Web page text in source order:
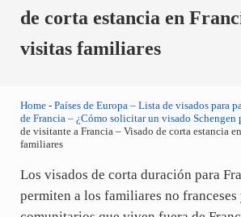
de corta estancia en
visitas familiares
Home- Países de Europa – Lista de visados para
de Francia – ¿Cómo solicitar un visado Schengen
de visitante a Francia – Visado de corta estancia
familiares
Los visados de corta duración para
permiten a los familiares no franceses